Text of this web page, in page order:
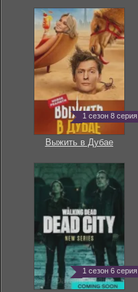
1 сезон 8 серия
Выжить в Дубае
1 сезон 6 серия